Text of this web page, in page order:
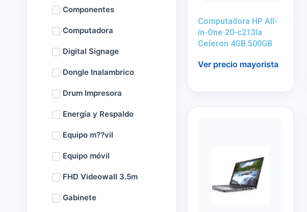
Componentes
Computadora
Digital Signage
Dongle Inalambrico
Drum Impresora
Energía y Respaldo
Equipo m??vil
Equipo móvil
FHD Videowall 3.5m
Gabinete
Computadora HP All-
in-One 20-c213la
Celeron 4GB 500GB
Ver precio mayorista